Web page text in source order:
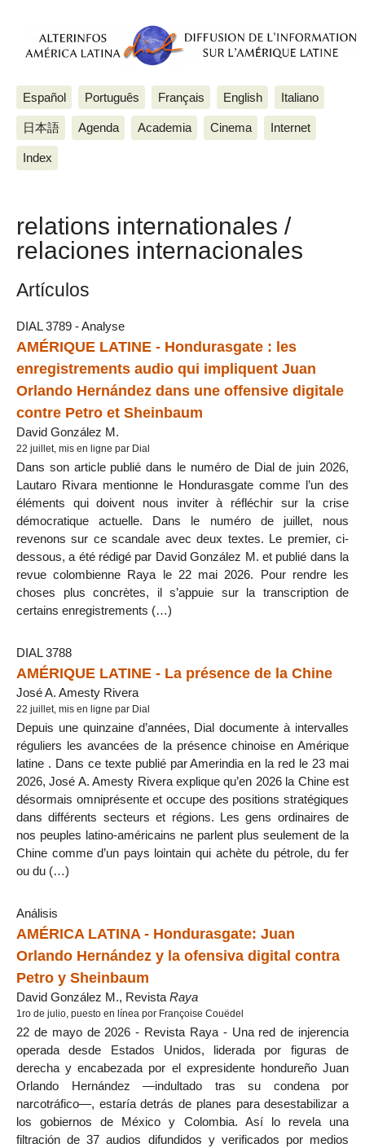
Español Português Français English Italiano
日本語 Agenda Academia Cinema Internet
Index
relations internationales /
relaciones internacionales
Artículos
DIAL 3789 - Analyse
AMÉRIQUE LATINE - Hondurasgate : les
enregistrements audio qui impliquent Juan
Orlando Hernández dans une offensive digitale
contre Petro et Sheinbaum
David González M.
22 juillet, mis en ligne par Dial
Dans son article publié dans le numéro de Dial de juin 2026,
Lautaro Rivara mentionne le Hondurasgate comme l’un des
éléments qui doivent nous inviter à réfléchir sur la crise
démocratique actuelle. Dans le numéro de juillet, nous
revenons sur ce scandale avec deux textes. Le premier, ci-
dessous, a été rédigé par David González M. et publié dans la
revue colombienne Raya le 22 mai 2026. Pour rendre les
choses plus concrètes, il s’appuie sur la transcription de
certains enregistrements (…)
DIAL 3788
AMÉRIQUE LATINE - La présence de la Chine
José A. Amesty Rivera
22 juillet, mis en ligne par Dial
Depuis une quinzaine d’années, Dial documente à intervalles
réguliers les avancées de la présence chinoise en Amérique
latine . Dans ce texte publié par Amerindia en la red le 23 mai
2026, José A. Amesty Rivera explique qu’en 2026 la Chine est
désormais omniprésente et occupe des positions stratégiques
dans différents secteurs et régions. Les gens ordinaires de
nos peuples latino-américains ne parlent plus seulement de la
Chine comme d’un pays lointain qui achète du pétrole, du fer
ou du (…)
Análisis
AMÉRICA LATINA - Hondurasgate: Juan
Orlando Hernández y la ofensiva digital contra
Petro y Sheinbaum
David González M., RevistaRaya
1ro de julio, puesto en línea por Françoise Couëdel
22 de mayo de 2026 - Revista Raya - Una red de injerencia
operada desde Estados Unidos, liderada por figuras de
derecha y encabezada por el expresidente hondureño Juan
Orlando Hernández —indultado tras su condena por
narcotráfico—, estaría detrás de planes para desestabilizar a
los gobiernos de México y Colombia. Así lo revela una
filtración de 37 audios difundidos y verificados por medios